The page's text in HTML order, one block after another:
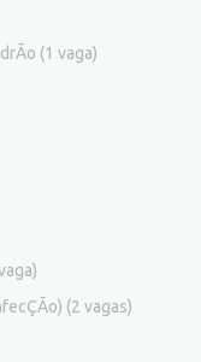
(1 vaga)
(2 vagas)